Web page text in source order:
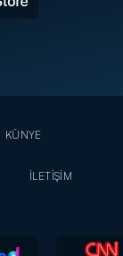
KÜNYE
İLETİŞİM